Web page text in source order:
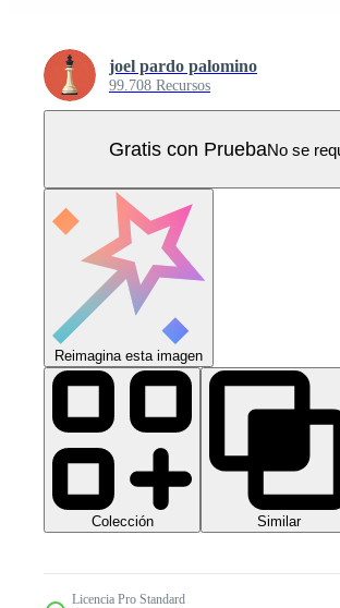
joel pardo palomino
99.708 Recursos
Gratis con PruebaNo se
Reimagina esta imagen
Colección Similar
Licencia Pro Standard